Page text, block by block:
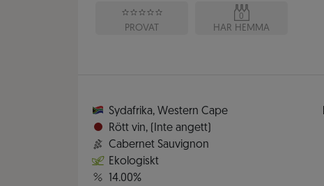
PROVAT
0
HAR HEMMA
Sydafrika, Western Cape
Rött vin,
(Inte angett)
Cabernet Sauvignon
Ekologiskt
14.00%